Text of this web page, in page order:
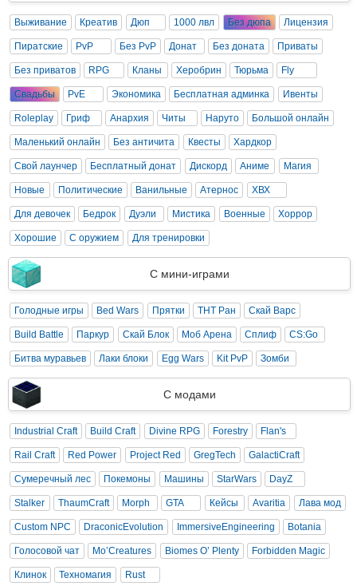
Выживание Креатив Дюп 1000 лвл Без дюпа Лицензия
Пиратские PvP Без PvP Донат Без доната Приваты
Без приватов RPG Кланы Херобрин Тюрьма Fly
Свадьбы PvE Экономика Бесплатная админка Ивенты
Roleplay Гриф Анархия Читы Наруто Большой онлайн
Маленький онлайн Без античита Квесты Хардкор
Свой лаунчер Бесплатный донат Дискорд Аниме Магия
Новые Политические Ванильные Атернос ХВХ
Для девочек Бедрок Дуэли Мистика Военные Хоррор
Хорошие С оружием Для тренировки
С мини-играми
Голодные игры Bed Wars Прятки ТНТ Ран Скай Варс
Build Battle Паркур Скай Блок Моб Арена Сплиф CS:Go
Битва муравьев Лаки блоки Egg Wars Kit PvP Зомби
С модами
Industrial Craft Build Craft Divine RPG Forestry Flan's
Rail Craft Red Power Project Red GregTech GalactiCraft
Сумеречный лес Покемоны Машины StarWars DayZ
Stalker ThaumCraft Morph GTA Кейсы Avaritia Лава мод
Custom NPC DraconicEvolution ImmersiveEngineering Botania
Голосовой чат Mo’Creatures Biomes O’ Plenty Forbidden Magic
Клинок Техномагия Rust